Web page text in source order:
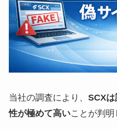
当社の調査により、 SCX
性が極めて高いことが判明